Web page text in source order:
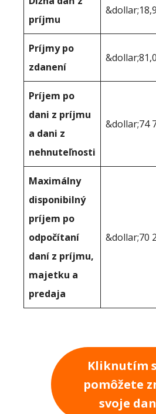
príjmu
Príjmy po
zdanení
Príjem po
dani z príjmu
a dani z
nehnuteľnosti
&dollar;74
Maximálny
disponibilný
príjem po
odpočítaní
daní z príjmu,
majetku a
predaja
&dollar;70
Kliknutím
pomôžete
svoje